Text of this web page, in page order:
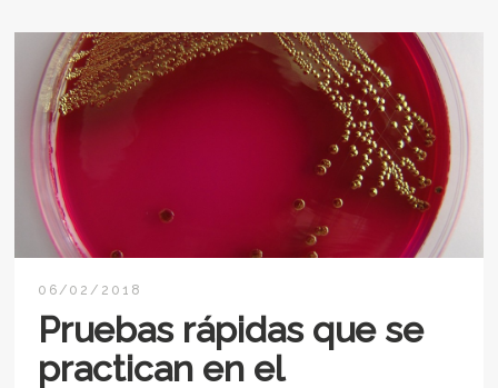
06/02/2018
Pruebas rápidas que se
practican en el